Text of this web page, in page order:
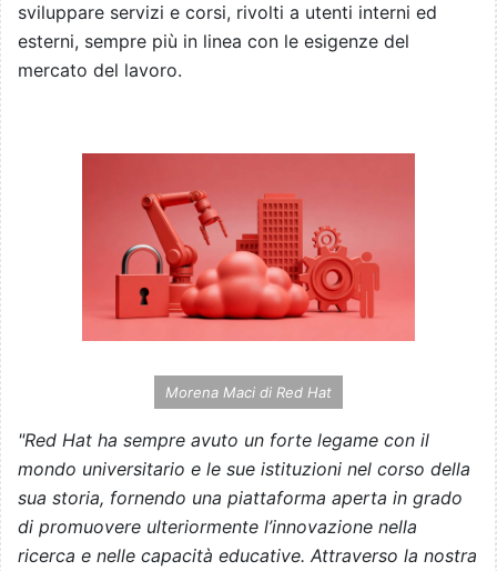
sviluppare servizi e corsi, rivolti a utenti interni ed
esterni, sempre più in linea con le esigenze del
mercato del lavoro.
Morena Maci di Red Hat
"Red Hat ha sempre avuto un forte legame con il
mondo universitario e le sue istituzioni nel corso della
sua storia, fornendo una piattaforma aperta in grado
di promuovere ulteriormente l’innovazione nella
ricerca e nelle capacità educative. Attraverso la nostra